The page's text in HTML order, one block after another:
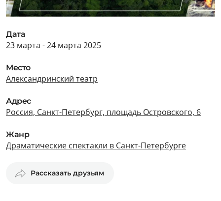
Дата
23 марта - 24 марта 2025
Место
Александринский театр
Адрес
Россия, Санкт-Петербург, площадь Островского, 6
Жанр
Драматические спектакли в Санкт-Петербурге
Рассказать друзьям